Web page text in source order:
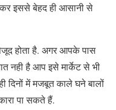
इससे बेहद ही आसानी से
होता है. अगर आपके पास
नही है आप इसे मार्केट से भी
में मजबूत काले घने बालों
पा सकते हैं.